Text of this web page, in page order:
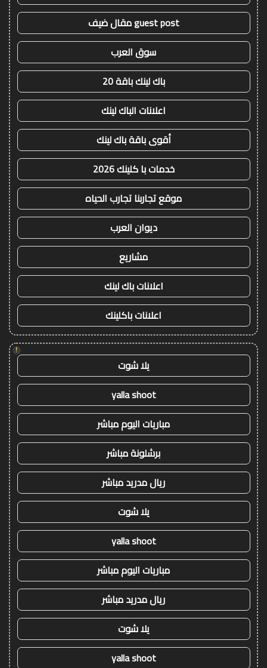
guest post مقال ضيف
سوق العرب
باك لينك باقة 20
اعلانات الباك لينك
أقوى باقة باك لينك
خدمات با كلينك 2026
موقع تجاربنا تجارب الحياه
ديوان العرب
مشاريع
اعلانات باك لينك
اعلانات باكلينك
!
يلا شوت
yalla shoot
مباريات اليوم مباشر
برشلونة مباشر
ريال مدريد مباشر
يلا شوت
yalla shoot
مباريات اليوم مباشر
ريال مدريد مباشر
يلا شوت
yalla shoot